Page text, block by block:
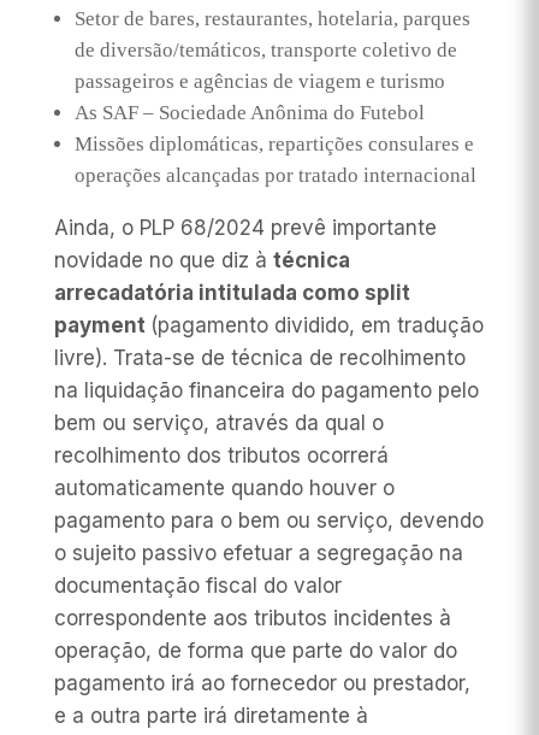
Setor de bares, restaurantes, hotelaria, parques
de diversão/temáticos, transporte coletivo de
passageiros e agências de viagem e turismo
As SAF – Sociedade Anônima do Futebol
Missões diplomáticas, repartições consulares e
operações alcançadas por tratado internacional
Ainda, o PLP 68/2024 prevê importante
novidade no que diz à técnica
arrecadatória intitulada como split
payment (pagamento dividido, em tradução
livre). Trata-se de técnica de recolhimento
na liquidação financeira do pagamento pelo
bem ou serviço, através da qual o
recolhimento dos tributos ocorrerá
automaticamente quando houver o
pagamento para o bem ou serviço, devendo
o sujeito passivo efetuar a segregação na
documentação fiscal do valor
correspondente aos tributos incidentes à
operação, de forma que parte do valor do
pagamento irá ao fornecedor ou prestador,
e a outra parte irá diretamente à